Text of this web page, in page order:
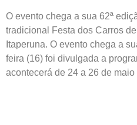
O evento chega a sua 62ª
tradicional Festa dos Carros
Itaperuna. O evento chega a
feira (16) foi divulgada a
acontecerá de 24 a 26 de maio